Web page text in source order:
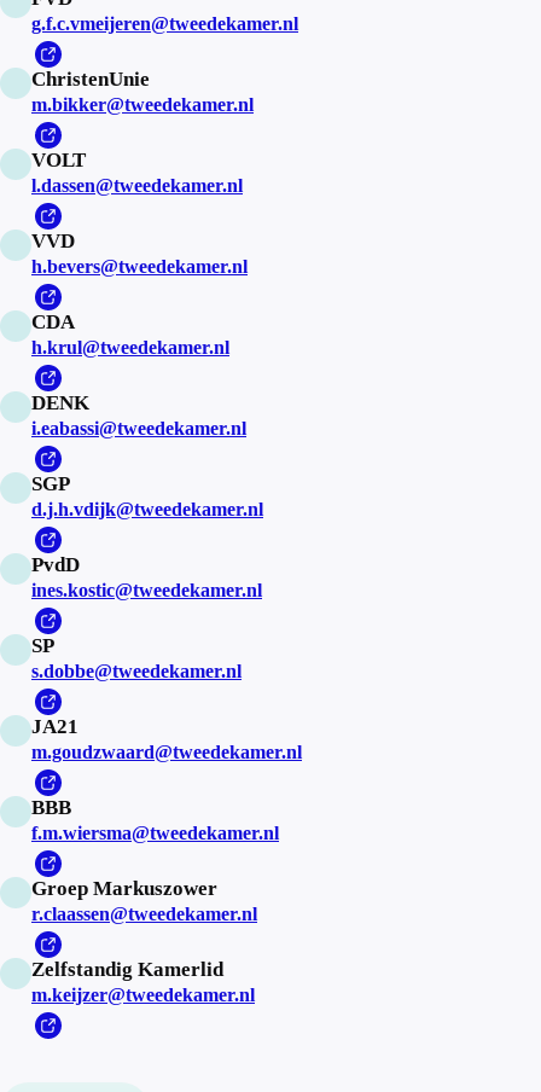
g.f.c.vmeijeren@tweedekamer.nl
ChristenUnie
m.bikker@tweedekamer.nl
VOLT
l.dassen@tweedekamer.nl
VVD
h.bevers@tweedekamer.nl
CDA
h.krul@tweedekamer.nl
DENK
i.eabassi@tweedekamer.nl
SGP
d.j.h.vdijk@tweedekamer.nl
PvdD
ines.kostic@tweedekamer.nl
SP
s.dobbe@tweedekamer.nl
JA21
m.goudzwaard@tweedekamer.nl
BBB
f.m.wiersma@tweedekamer.nl
Groep Markuszower
r.claassen@tweedekamer.nl
Zelfstandig Kamerlid
m.keijzer@tweedekamer.nl